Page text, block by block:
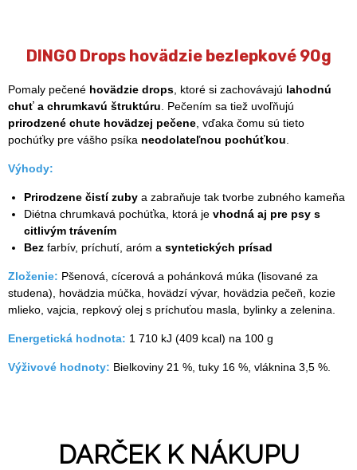
DINGO Drops hovädzie bezlepkové 90g
Pomaly pečené hovädzie drops , ktoré si zachovávajú lahodnú
chuť a chrumkavú štruktúru . Pečením sa tiež uvoľňujú
prirodzené chute hovädzej pečene , vďaka čomu sú tieto
pochúťky pre vášho psíka neodolateľnou pochúťkou
Výhody:
Prirodzene čistí zuby a zabraňuje tak tvorbe zubného kameňa
Diétna chrumkavá pochúťka, ktorá je vhodná aj pre psy s
citlivým trávením
Bez farbív, príchutí, aróm a syntetických prísad
Zloženie: Pšenová, cícerová a pohánková múka (lisované za
studena), hovädzia múčka, hovädzí vývar, hovädzia pečeň, kozie
mlieko, vajcia, repkový olej s príchuťou masla, bylinky a zelenina.
Energetická hodnota: 1 710 kJ (409 kcal) na 100 g
Výživové hodnoty: Bielkoviny 21 %, tuky 16 %, vláknina 3,5 %.
DARČEK K NÁKUPU